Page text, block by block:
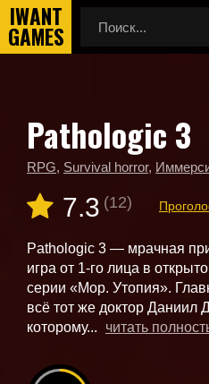
Главная
Новые игры
Pathologic 3
Pathologic 3
RPG, Survival horror,
7.3 (12)
Pathologic 3 — мрачная
игра от 1-го лица в
серии «Мор. Утопия».
всё тот же доктор Даниил
которому...
читать